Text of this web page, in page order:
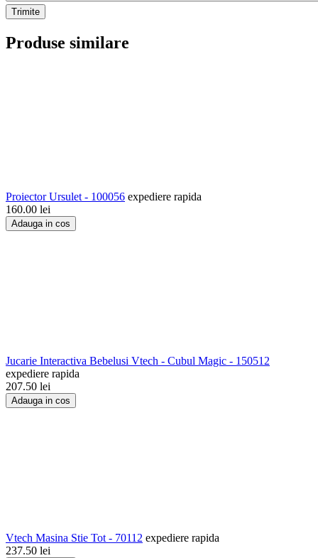
Trimite
Produse similare
Proiector Ursulet - 100056 expediere rapida
160.00 lei
Adauga in cos
Jucarie Interactiva Bebelusi Vtech - Cubul Magic - 150512
expediere rapida
207.50 lei
Adauga in cos
Vtech Masina Stie Tot - 70112 expediere rapida
237.50 lei